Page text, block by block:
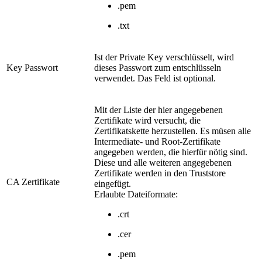
.pem
.txt
Key Passwort
Ist der Private Key verschlüsselt, wird
dieses Passwort zum entschlüsseln
verwendet. Das Feld ist optional.
CA Zertifikate
Mit der Liste der hier angegebenen
Zertifikate wird versucht, die
Zertifikatskette herzustellen. Es müsen alle
Intermediate- und Root-Zertifikate
angegeben werden, die hierfür nötig sind.
Diese und alle weiteren angegebenen
Zertifikate werden in den Truststore
eingefügt.
Erlaubte Dateiformate:
.crt
.cer
.pem